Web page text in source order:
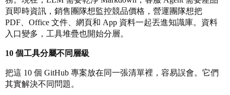
頁即時資訊，銷售團隊想監控競品價格，營運團隊想把
PDF、Office 文件、網頁和 App 資料一起丟進知識庫。資料
入口變多，工具堆疊也開始分層。
10 個工具分屬不同層級
把這 10 個 GitHub 專案放在同一張清單裡，容易誤會。它們
其實解決不同問題。